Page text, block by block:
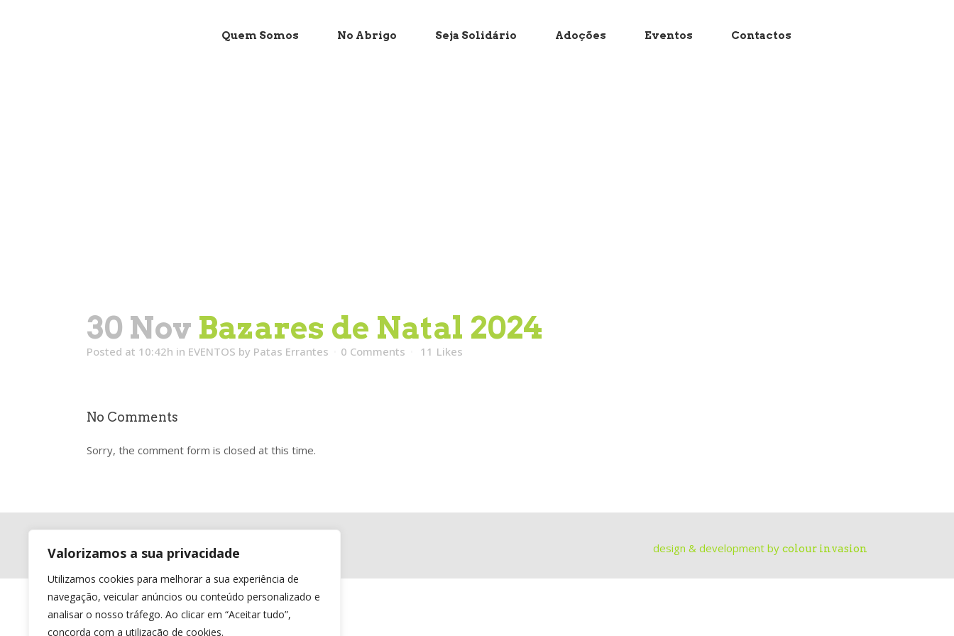
Valorizamos a sua privacidade
Utilizamos cookies para melhorar a sua experiência de
navegação, veicular anúncios ou conteúdo personalizado e
analisar o nosso tráfego. Ao clicar em “Aceitar tudo”,
concorda com a utilização de cookies.
Quem Somos No Abrigo Seja Solidário Adoções Eventos Contactos
30 Nov Bazares de Natal 2024
Posted at 10:42h in EVENTOS by Patas Errantes 0 Comments 11 Likes
No Comments
Sorry, the comment form is closed at this time.
© pataserrantes.org. All rights reserved. design & development by colour invasion